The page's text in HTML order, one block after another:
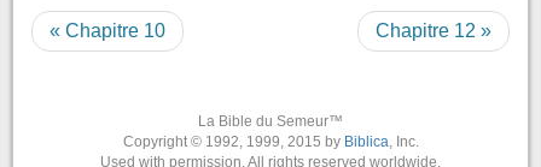
« Chapitre 10 Chapitre 12 »
La Bible du Semeur™
Copyright © 1992, 1999, 2015 by Biblica, Inc.
Used with permission. All rights reserved worldwide.